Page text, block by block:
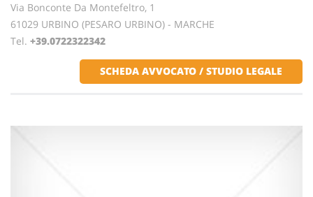
Via Bonconte Da Montefeltro, 1
61029 URBINO (PESARO URBINO) - MARCHE
Tel. +39.0722322342
SCHEDA AVVOCATO / STUDIO LEGALE